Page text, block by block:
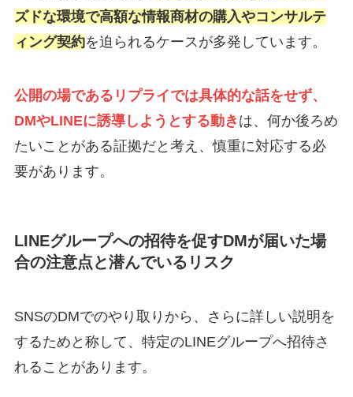
ズドな環境で高額な情報商材の購入やコンサルテ
ィング契約を迫られるケースが多発しています。
公開の場であるリプライでは具体的な話をせず、
DMやLINEに誘導しようとする動き は、何か後ろめ
たいことがある証拠だと考え、慎重に対応する必
要があります。
LINEグループへの招待を促すDMが届いた場
合の注意点と潜んでいるリスク
SNSのDMでのやり取りから、さらに詳しい説明を
するためと称して、特定のLINEグループへ招待さ
れることがあります。